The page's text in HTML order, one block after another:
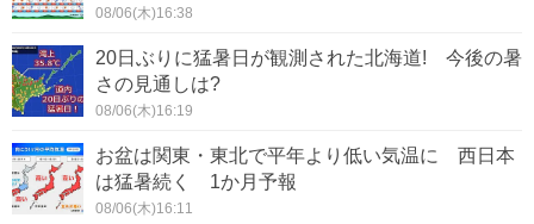
大磯町
08/06(木)16:38
20日ぶりに猛暑日が観測された北海道! 今後の暑
さの見通しは?
08/06(木)16:19
お盆は関東・東北で平年より低い気温に 西日本
は猛暑続く 1か月予報
08/06(木)16:11